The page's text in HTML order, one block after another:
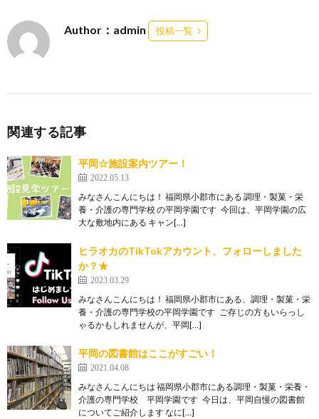
Author：admin 投稿一覧
関連する記事
平岡☆施設案内ツアー！
2022.05.13
みなさんこんにちは！ 福岡県小郡市にある 調理・製菓・栄
養・介護の専門学校 の平岡学園です 今回は、平岡学園の広
大な敷地内にある キャン[…]
ヒラオカのTikTokアカウント、フォローしました
か？★
2023.03.29
みなさんこんにちは！ 福岡県小郡市にある、調理・製菓・栄
養・介護の専門学校の平岡学園です ご存じの方もいらっし
ゃるかもしれませんが、平岡[…]
平岡の図書館はここがすごい！
2021.04.08
みなさんこんにちは 福岡県小郡市にある調理・製菓・栄養・
介護の専門学校 平岡学園です 今日は、平岡自慢の図書館
についてご紹介します なに[…]